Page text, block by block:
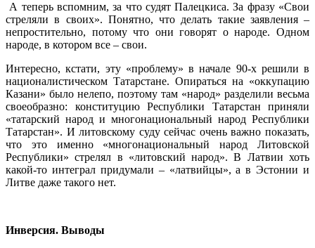
А теперь вспомним, за что судят Палецкиса. За фразу «Свои
стреляли в своих». Понятно, что делать такие заявления –
непростительно, потому что они говорят о народе. Одном
народе, в котором все – свои.
Интересно, кстати, эту «проблему» в начале 90-х решили в
националистическом Татарстане. Опираться на «оккупацию
Казани» было нелепо, поэтому там «народ» разделили весьма
своеобразно: конституцию Республики Татарстан приняли
«татарский народ и многонациональный народ Республики
Татарстан». И литовскому суду сейчас очень важно показать,
что это именно «многонациональный народ Литовской
Республики» стрелял в «литовский народ». В Латвии хоть
какой-то интеграл придумали – «латвийцы», а в Эстонии и
Литве даже такого нет.
Инверсия. Выводы